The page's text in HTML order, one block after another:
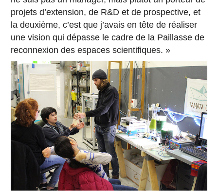
projets d’extension, de R&D et de prospective, et
la deuxième, c’est que j’avais en tête de réaliser
une vision qui dépasse le cadre de la Paillasse de
reconnexion des espaces scientifiques. »